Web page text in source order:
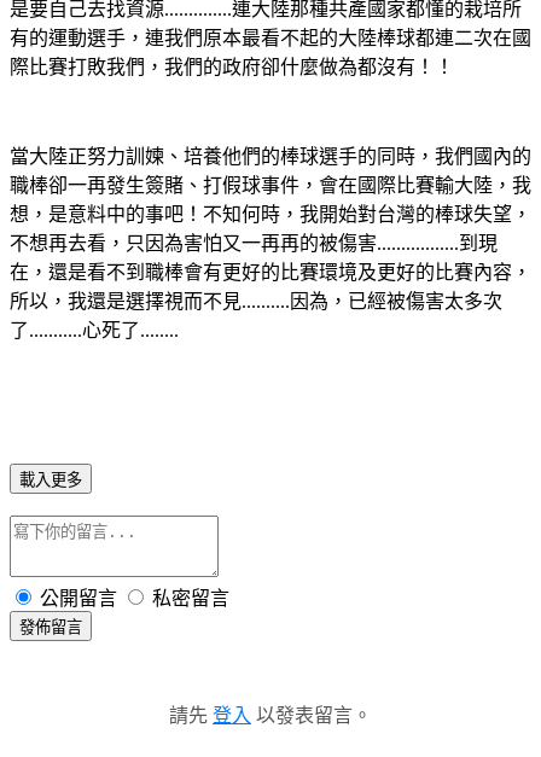
是要自己去找資源..............連大陸那種共產國家都懂的栽培所
有的運動選手，連我們原本最看不起的大陸棒球都連二次在國
際比賽打敗我們，我們的政府卻什麼做為都沒有！！
當大陸正努力訓媡、培養他們的棒球選手的同時，我們國內的
職棒卻一再發生簽賭、打假球事件，會在國際比賽輸大陸，我
想，是意料中的事吧！不知何時，我開始對台灣的棒球失望，
不想再去看，只因為害怕又一再再的被傷害.................到現
在，還是看不到職棒會有更好的比賽環境及更好的比賽內容，
所以，我還是選擇視而不見..........因為，已經被傷害太多次
了...........心死了........
載入更多
公開留言 私密留言
發佈留言
請先 登入 以發表留言。